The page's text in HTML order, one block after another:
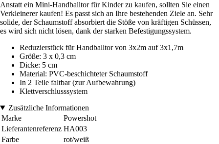
Anstatt ein Mini-Handballtor für Kinder zu kaufen, sollten Sie einen
Verkleinerer kaufen! Es passt sich an Ihre bestehenden Ziele an. Sehr
solide, der Schaumstoff absorbiert die Stöße von kräftigen Schüssen,
es wird sich nicht lösen, dank der starken Befestigungssystem.
Reduzierstück für Handballtor von 3x2m auf 3x1,7m
Größe: 3 x 0,3 cm
Dicke: 5 cm
Material: PVC-beschichteter Schaumstoff
In 2 Teile faltbar (zur Aufbewahrung)
Klettverschlusssystem
Zusätzliche Informationen
Marke
Powershot
Lieferantenreferenz HA003
Farbe
rot/weiß